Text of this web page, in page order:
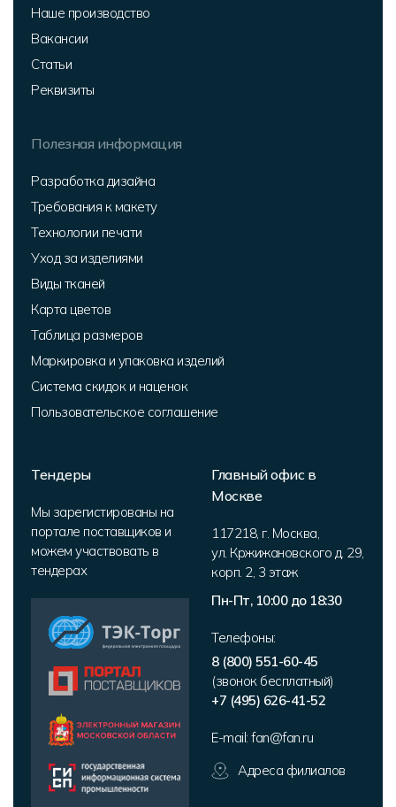
Наше производство
Вакансии
Статьи
Реквизиты
Полезная информация
Разработка дизайна
Требования к макету
Технологии печати
Уход за изделиями
Виды тканей
Карта цветов
Таблица размеров
Маркировка и упаковка изделий
Система скидок и наценок
Пользовательское соглашение
Тендеры
Мы зарегистированы на
портале поставщиков и
можем участвовать в
тендерах
Главный офис в
Москве
117218, г. Москва,
ул. Кржижановского д. 29,
корп. 2, 3 этаж
Пн-Пт, 10:00 до 18:30
Телефоны:
8 (800) 551-60-45
(звонок бесплатный)
+7 (495) 626-41-52
E-mail: fan@fan.ru
Адреса филиалов